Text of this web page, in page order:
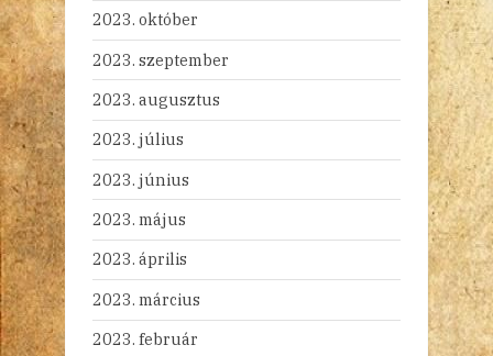
2023. október
2023. szeptember
2023. augusztus
2023. július
2023. június
2023. május
2023. április
2023. március
2023. február